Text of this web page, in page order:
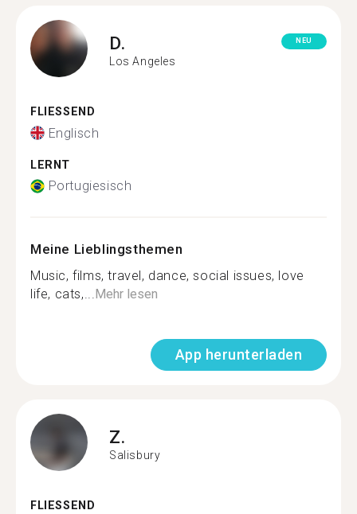
D.
Los Angeles
NEU
FLIESSEND
Englisch
LERNT
Portugiesisch
Meine Lieblingsthemen
Music, films, travel, dance, social issues, love
life, cats,...Mehr lesen
App herunterladen
Z.
Salisbury
FLIESSEND